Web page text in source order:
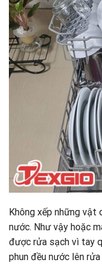
Không xếp những vật
nước. Như vậy hoặc
được rửa sạch vì tay
phun đều nước lên